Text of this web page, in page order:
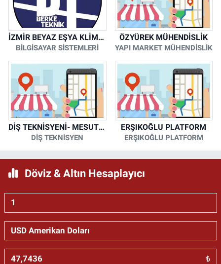
İZMİR BEYAZ EŞYA KLİMA KOMBİ SERVİSİ
BİLGİSAYAR SİSTEMLERİ
ÖZYÜREK MÜHENDİSLİK
YAPI MARKET MÜHENDİSLİK
DİŞ TEKNİSYENİ- MESUT KORKMAZ
DİŞ TEKNİSYEN
ERŞIKOĞLU PLATFORM
ERŞIKOĞLU PLATFORM
Döviz & Altın Hesaplayıcı
₺